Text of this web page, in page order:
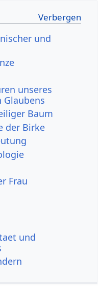
und
unseres
Baum
der Birke
Frau
und